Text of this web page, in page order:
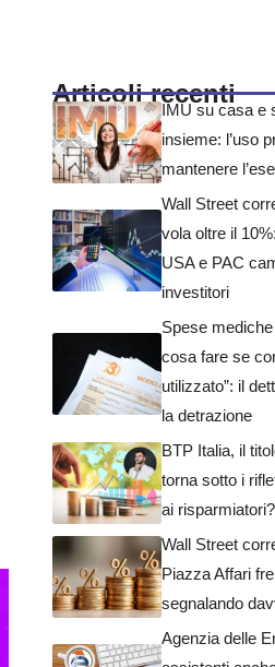
Articoli recenti
IMU su casa e
insieme: l’uso
mantenere
Wall Street
vola oltre il
USA e PAC
investitori
Spese
cosa fare se
utilizzato”: il
la detrazione
BTP Italia, il
torna sotto i
ai risparmiatori?
Wall Street
Piazza Affari
segnalando
Agenzia delle